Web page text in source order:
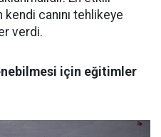
canını tehlikeye
verdi.
için eğitimler